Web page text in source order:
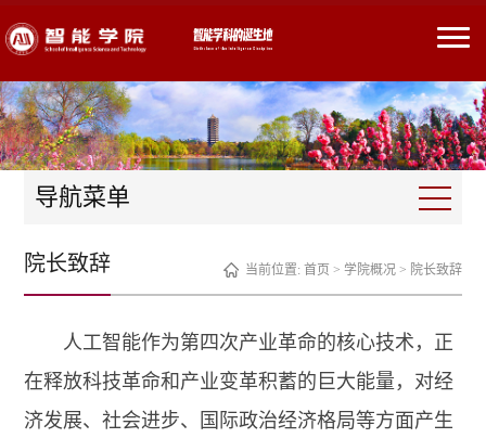
导航菜单
当前位置: 首页 > 学院概况> 院长致辞
院长致辞
人工智能作为第四次产业革命的核心技术，正
在释放科技革命和产业变革积蓄的巨大能量，对经
济发展、社会进步、国际政治经济格局等方面产生